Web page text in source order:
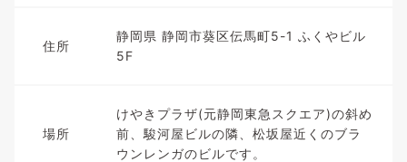
住所
静岡県 静岡市葵区伝馬町5-1 ふくやビル
5F
場所
けやきプラザ(元静岡東急スクエア)の斜め
前、駿河屋ビルの隣、松坂屋近くのブラ
ウンレンガのビルです。